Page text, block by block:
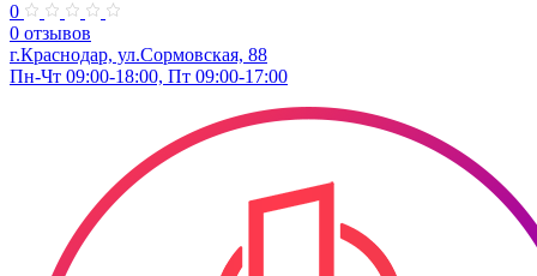
0
0 отзывов
г.Краснодар, ул.Сормовская, 88
Пн-Чт 09:00-18:00, Пт 09:00-17:00